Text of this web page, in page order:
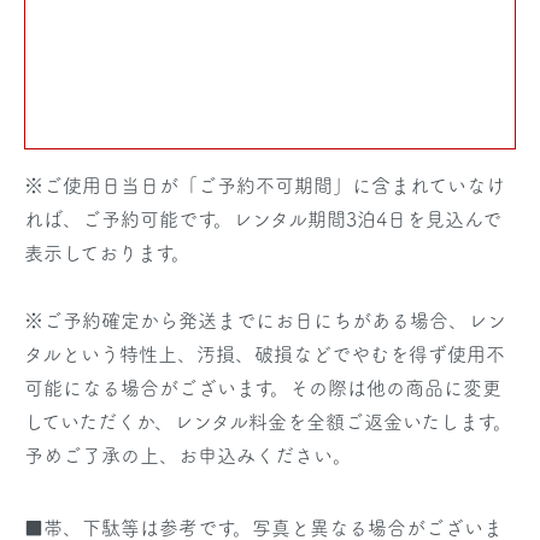
※ ご使用日当日 が「ご予約不可期間」に含まれていなけ
れば、ご予約可能です。レンタル期間3泊4日を見込んで
表示しております。
※ご予約確定から発送までにお日にちがある場合、レン
タルという特性上、汚損、破損などでやむを得ず使用不
可能になる場合がございます。その際は他の商品に変更
していただくか、レンタル料金を全額ご返金いたします。
予めご了承の上、お申込みください。
■帯、下駄等は参考です。写真と異なる場合がございま